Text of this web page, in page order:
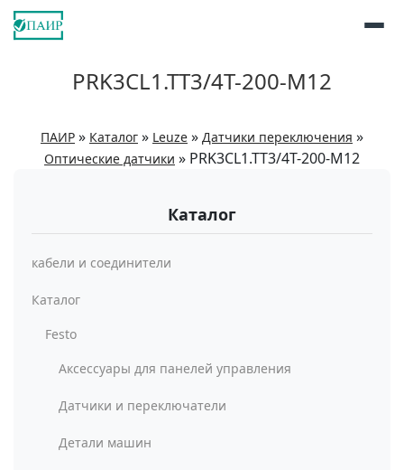
PRK3CL1.TT3/4T-200-M12
ПАИР » Каталог » Leuze » Датчики переключения »
Оптические датчики » PRK3CL1.TT3/4T-200-M12
Каталог
кабели и соединители
Каталог
Festo
Аксессуары для панелей управления
Датчики и переключатели
Детали машин